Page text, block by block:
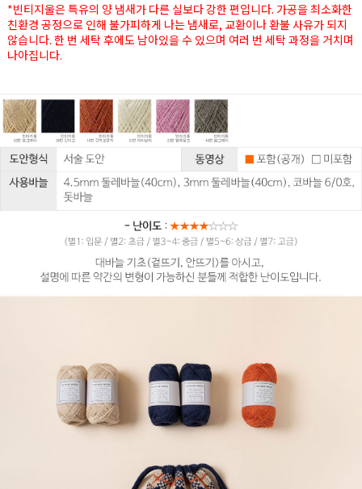
*빈티지울은 특유의 양 냄새가 다른 실보다 강한 편입니다. 가공을 최소화한
친환경 공정으로 인해 불가피하게 나는 냄새로, 교환이나 환불 사유가 되지
않습니다. 한 번 세탁 후에도 남아있을 수 있으며 여러 번 세탁 과정을 거치며
나아집니다.